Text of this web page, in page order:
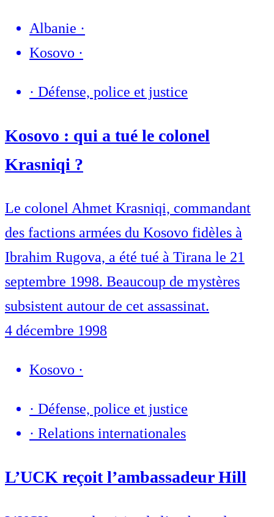
Albanie ·
Kosovo ·
· Défense, police et justice
Kosovo : qui a tué le colonel
Krasniqi ?
Le colonel Ahmet Krasniqi, commandant
des factions armées du Kosovo fidèles à
Ibrahim Rugova, a été tué à Tirana le 21
septembre 1998. Beaucoup de mystères
subsistent autour de cet assassinat.
4 décembre 1998
Kosovo ·
· Défense, police et justice
· Relations internationales
L’UCK reçoit l’ambassadeur Hill